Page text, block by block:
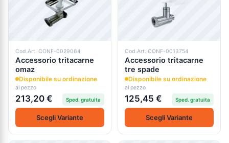
Cod.Art. CONF-0029064
Accessorio tritacarne
omaz
Disponibile su ordinazione
al pezzo
213,20 € Sped. gratuita
Scegli Variante
Cod.Art. CONF-0013754
Accessorio tritacarne
tre spade
Disponibile su ordinazione
al pezzo
125,45 € Sped. gratuita
Scegli Variante